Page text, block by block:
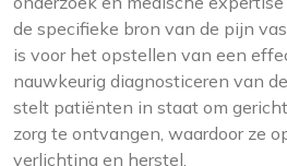
de specifieke bron van de pijn
is voor het opstellen van een
nauwkeurig diagnosticeren van
stelt patiënten in staat om
zorg te ontvangen, waardoor ze
verlichting en herstel.